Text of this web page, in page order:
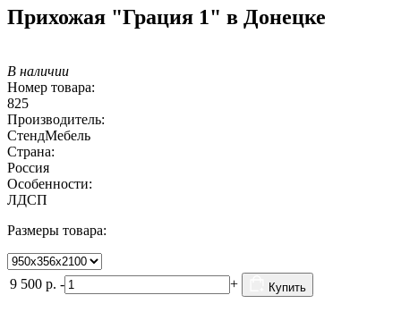
Прихожая "Грация 1" в Донецке
В наличии
Номер товара:
825
Производитель:
СтендМебель
Страна:
Россия
Особенности:
ЛДСП
Размеры товара:
9 500 р. - + Купить